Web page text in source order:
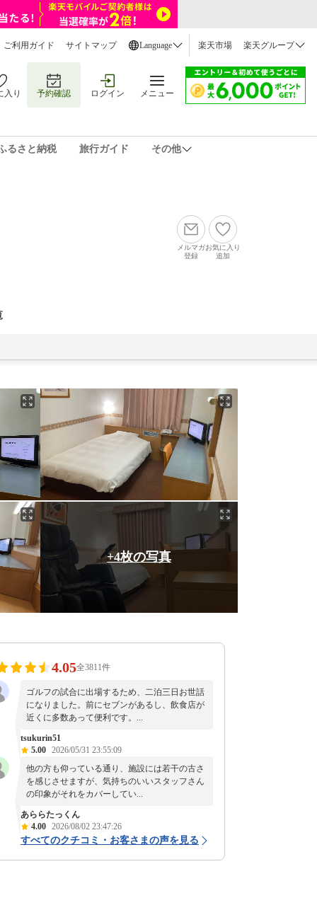
ご利用ガイド サイトマップ Language 楽天市場 楽天グループ
入り 予約確認 ログイン メニュー
るさと納税 旅行ガイド その他
メルマガ
登録
お気に入り
追加
+4枚の写真
4.05全3811件
ゴルフの試合に出場するため、二泊三日お世話
になりました。前にセブンがあるし、飲食店が
近くに多数あって便利です。...
tsukurin51
5.00 2026/05/31 23:55:09
他の方も仰っている通り、施設には若干の古さ
を感じさせますが、気持ちのいいスタッフさん
の印象がそれをカバーしてい...
あららたっくん
4.00 2026/08/02 23:47:26
すべてのクチコミ・お客さまの声を見る